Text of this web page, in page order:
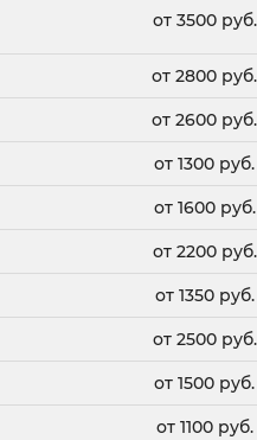
от 3500 руб.
от 2800 руб.
от 2600 руб.
от 1300 руб.
от 1600 руб.
от 2200 руб.
от 1350 руб.
от 2500 руб.
от 1500 руб.
от 1100 руб.